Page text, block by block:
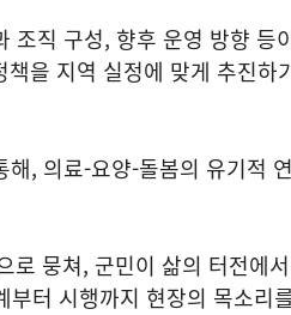
조직 구성, 향후 운영 방향 등
을 지역 실정에 맞게 추진하
, 의료-요양-돌봄의 유기적
로 뭉쳐, 군민이 삶의 터전에
터 시행까지 현장의 목소리